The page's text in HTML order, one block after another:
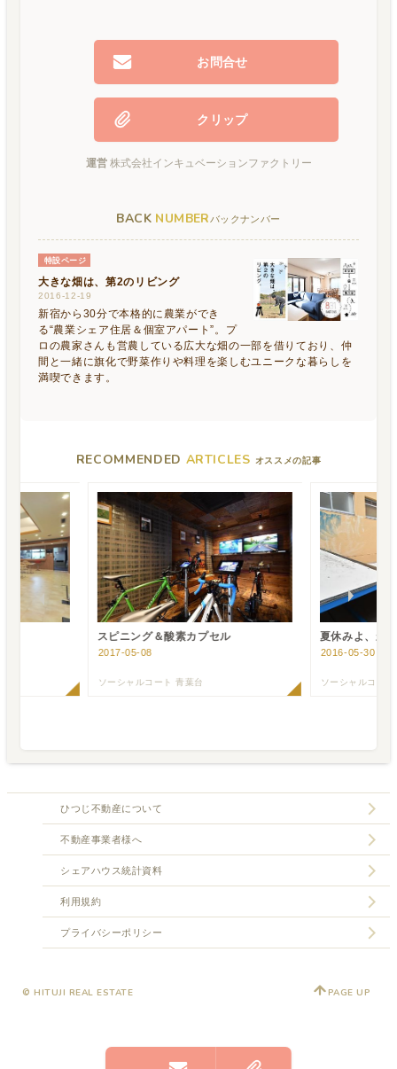
お問合せ
クリップ
運営 株式会社インキュベーションファクトリー
BACK NUMBER バックナンバー
特設ページ
大きな畑は、第2のリビング
2016-12-19
新宿から30分で本格的に農業ができ
る“農業シェア住居＆個室アパート”。プ
ロの農家さんも営農している広大な畑の一部を借りており、仲
間と一緒に旗化で野菜作りや料理を楽しむユニークな暮らしを
満喫できます。
RECOMMENDED ARTICLES オススメの記事
スピニング＆酸素カプセル
ソーシャルコート 青葉台
2017-05-08
夏休みよ、永
ソーシャルコー
2016-05-30
ひつじ不動産について
不動産事業者様へ
シェアハウス統計資料
利用規約
プライバシーポリシー
© HITUJI REAL ESTATE PAGE UP